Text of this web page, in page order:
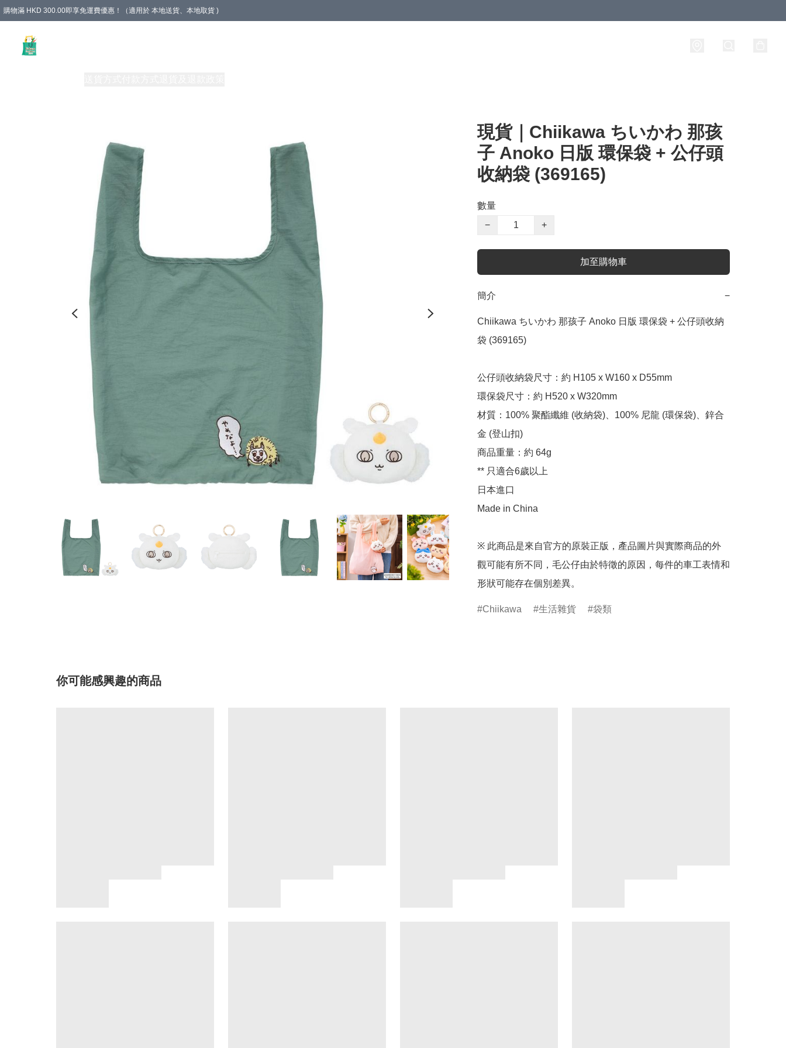
購物滿 HKD 300.00即享免運費優惠！（適用於 本地送貨、本地取貨 )
現貨｜Chiikawa ちいかわ 那孩
子 Anoko 日版 環保袋 + 公仔頭
收納袋 (369165)
數量
−
+
加至購物車
簡介 −
Chiikawa ちいかわ 那孩子 Anoko 日版 環保袋 + 公仔頭收納
袋 (369165)
公仔頭收納袋尺寸：約 H105 x W160 x D55mm
環保袋尺寸：約 H520 x W320mm
材質：100% 聚酯纖維 (收納袋)、100% 尼龍 (環保袋)、鋅合
金 (登山扣)
商品重量：約 64g
** 只適合6歲以上
日本進口
Made in China
※ 此商品是來自官方的原裝正版，產品圖片與實際商品的外
觀可能有所不同，毛公仔由於特徵的原因，每件的車工表情和
形狀可能存在個別差異。
Chiikawa 生活雜貨 袋類
你可能感興趣的商品